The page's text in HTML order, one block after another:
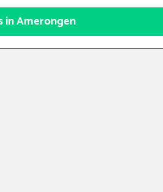
in Amerongen